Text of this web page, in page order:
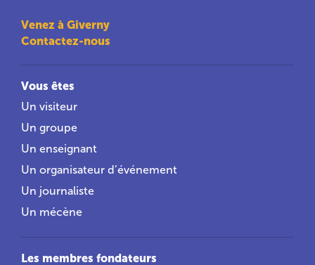
Venez à Giverny
Contactez-nous
Vous êtes
Un visiteur
Un groupe
Un enseignant
Un organisateur d’événement
Un journaliste
Un mécène
Les membres fondateurs